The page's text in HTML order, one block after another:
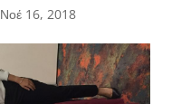
Νοέ 16, 2018